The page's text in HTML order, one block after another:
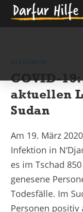
COVID-
aktuellen
Sudan
Am 19. März
Infektion in
es im Tschad
genesene
Todesfälle. Im
Personen positiv